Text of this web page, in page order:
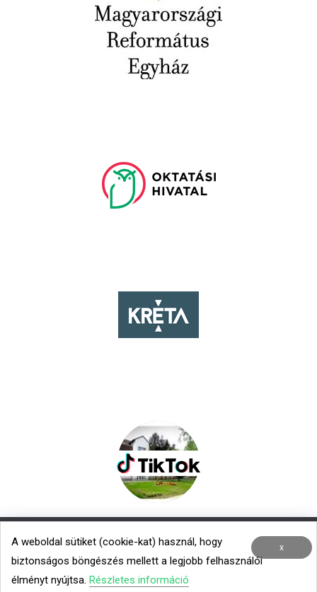
Nemzetközi kapcsolatok | Menza – Heti étlap x
A weboldal sütiket (cookie-kat) használ, hogy
biztonságos böngészés mellett a legjobb felhasználói
élményt nyújtsa. Részletes információ